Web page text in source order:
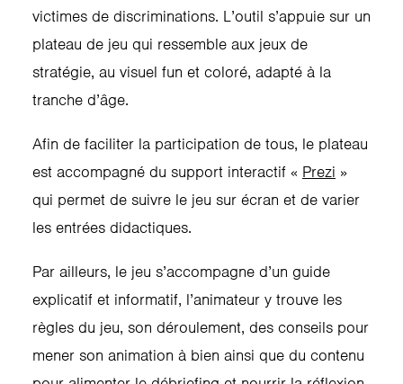
victimes de discriminations. L’outil s’appuie sur un
plateau de jeu qui ressemble aux jeux de
stratégie, au visuel fun et coloré, adapté à la
tranche d’âge.
Afin de faciliter la participation de tous, le plateau
est accompagné du support interactif « Prezi »
qui permet de suivre le jeu sur écran et de varier
les entrées didactiques.
Par ailleurs, le jeu s’accompagne d’un guide
explicatif et informatif, l’animateur y trouve les
règles du jeu, son déroulement, des conseils pour
mener son animation à bien ainsi que du contenu